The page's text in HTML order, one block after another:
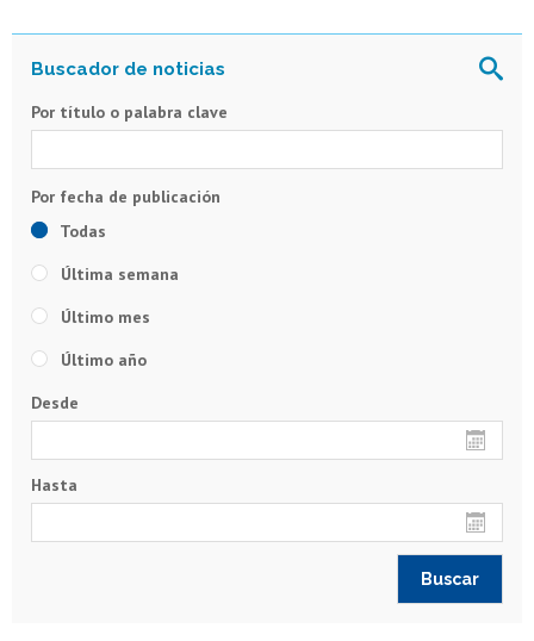
Por título o palabra clave
Todas
Última semana
Último mes
Último año
Desde
Hasta